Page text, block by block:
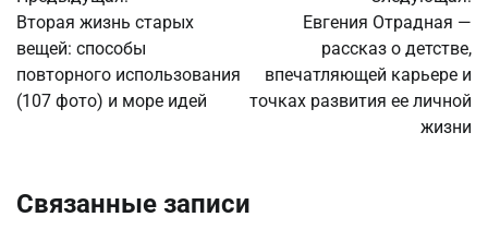
по
записям
Вторая жизнь старых
вещей: способы
повторного использования
(107 фото) и море идей
Евгения Отрадная —
рассказ о детстве,
впечатляющей карьере и
точках развития ее личной
жизни
Связанные записи